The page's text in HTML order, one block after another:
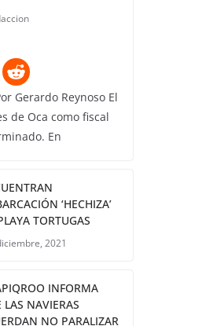
Gerardo Reynoso El
de Oca como fiscal
En
‘HECHIZA’
TORTUGAS
2021
INFORMA
LAS NAVIERAS
NO PARALIZAR